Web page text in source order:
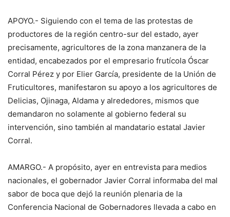
APOYO.- Siguiendo con el tema de las protestas de
productores de la región centro-sur del estado, ayer
precisamente, agricultores de la zona manzanera de la
entidad, encabezados por el empresario frutícola Óscar
Corral Pérez y por Elier García, presidente de la Unión de
Fruticultores, manifestaron su apoyo a los agricultores de
Delicias, Ojinaga, Aldama y alrededores, mismos que
demandaron no solamente al gobierno federal su
intervención, sino también al mandatario estatal Javier
Corral.
AMARGO.- A propósito, ayer en entrevista para medios
nacionales, el gobernador Javier Corral informaba del mal
sabor de boca que dejó la reunión plenaria de la
Conferencia Nacional de Gobernadores llevada a cabo en